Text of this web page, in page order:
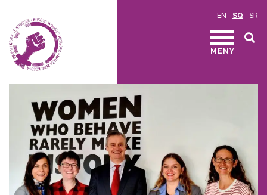
EN SQ SR
MENY